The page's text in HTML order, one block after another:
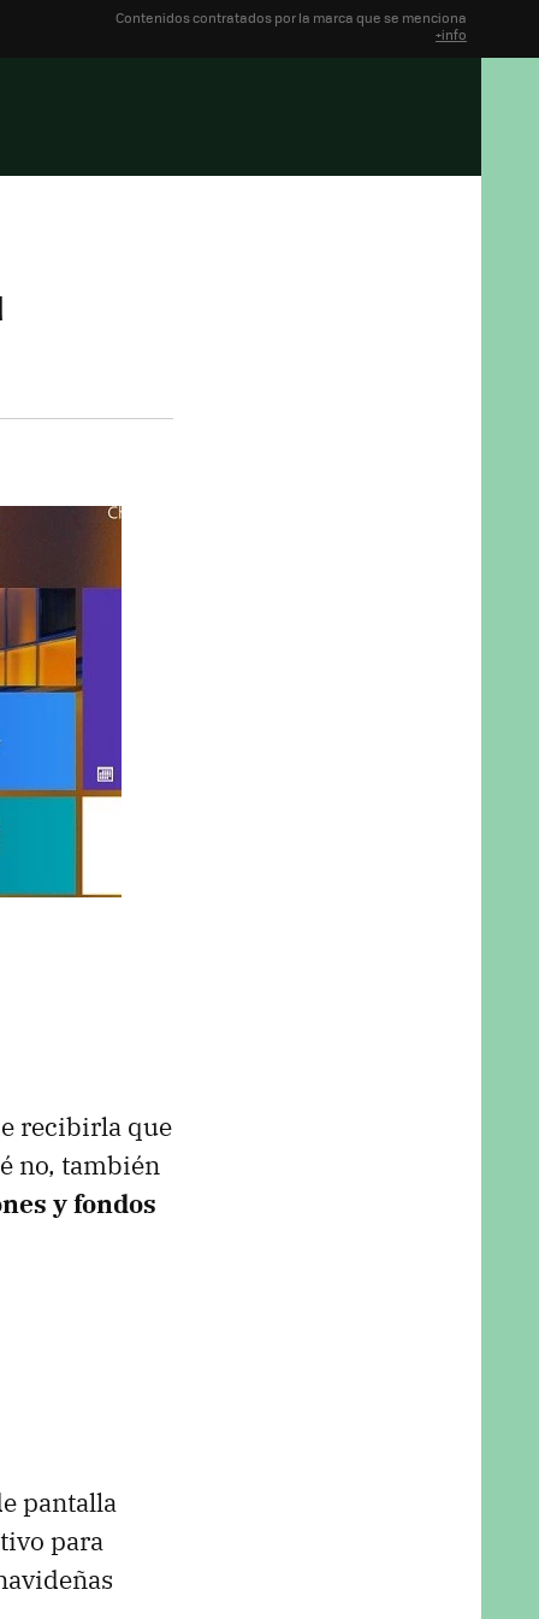
Contenidos contratados por la marca que se menciona
+info
recibirla que
no, también
y fondos
pantalla
para